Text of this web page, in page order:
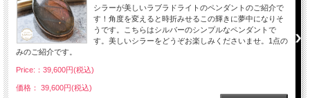
シラーが美しいラブラドライトのペンダントのご紹介で
す！角度を変えると時折みせるこの輝きに夢中になりそ
うです。こちらはシルバーのシンプルなペンダントで
す。美しいシラーをどうぞお楽しみくださいませ。1点の
みのご紹介です。
Price:：39,600円(税込)
価格： 39,600円(税込)